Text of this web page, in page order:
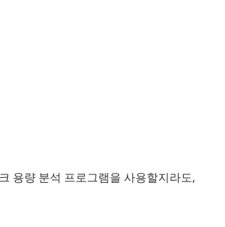
용량 분석 프로그램을 사용할지라도,